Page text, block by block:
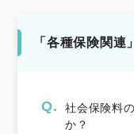
「各種保険関連
Q.
社会保険料
か？